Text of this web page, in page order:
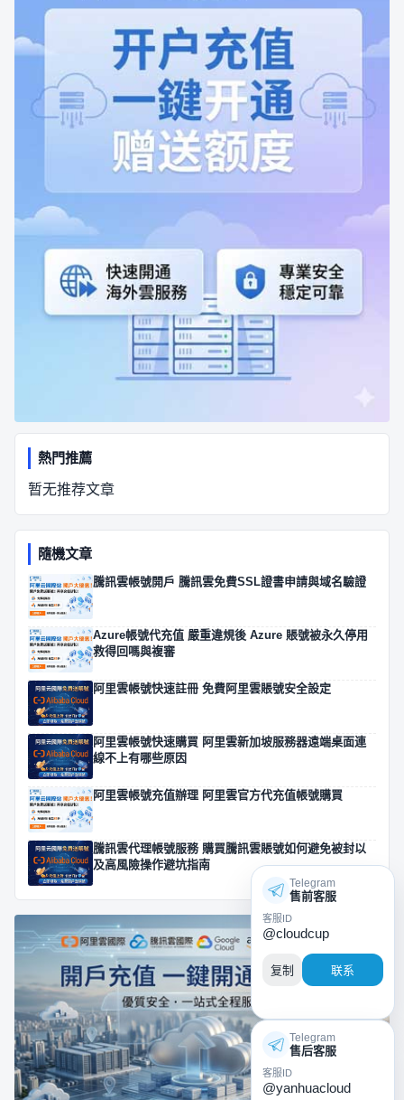
熱門推薦
暂无推荐文章
隨機文章
騰訊雲帳號開戶 騰訊雲免費SSL證書申請與域名驗證
Azure帳號代充值 嚴重違規後 Azure 賬號被永久停用
救得回嗎與複審
阿里雲帳號快速註冊 免費阿里雲賬號安全設定
阿里雲帳號快速購買 阿里雲新加坡服務器遠端桌面連
線不上有哪些原因
阿里雲帳號充值辦理 阿里雲官方代充值帳號購買
騰訊雲代理帳號服務 購買騰訊雲賬號如何避免被封以
及高風險操作避坑指南
Telegram
售前客服
客服ID
@cloudcup
复制 联系
Telegram
售后客服
客服ID
@yanhuacloud